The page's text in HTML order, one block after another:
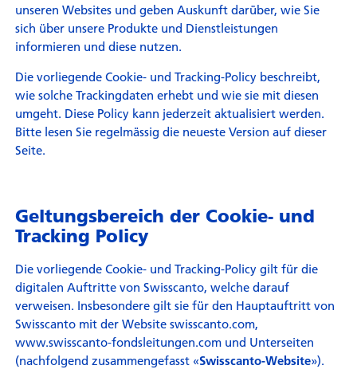
unseren Websites und geben Auskunft darüber, wie Sie
sich über unsere Produkte und Dienstleistungen
informieren und diese nutzen.
Die vorliegende Cookie- und Tracking-Policy beschreibt,
wie solche Trackingdaten erhebt und wie sie mit diesen
umgeht. Diese Policy kann jederzeit aktualisiert werden.
Bitte lesen Sie regelmässig die neueste Version auf dieser
Seite.
Geltungsbereich der Cookie- und
Tracking Policy
Die vorliegende Cookie- und Tracking-Policy gilt für die
digitalen Auftritte von Swisscanto, welche darauf
verweisen. Insbesondere gilt sie für den Hauptauftritt von
Swisscanto mit der Website swisscanto.com,
www.swisscanto-fondsleitungen.com und Unterseiten
(nachfolgend zusammengefasst «Swisscanto-Website»).